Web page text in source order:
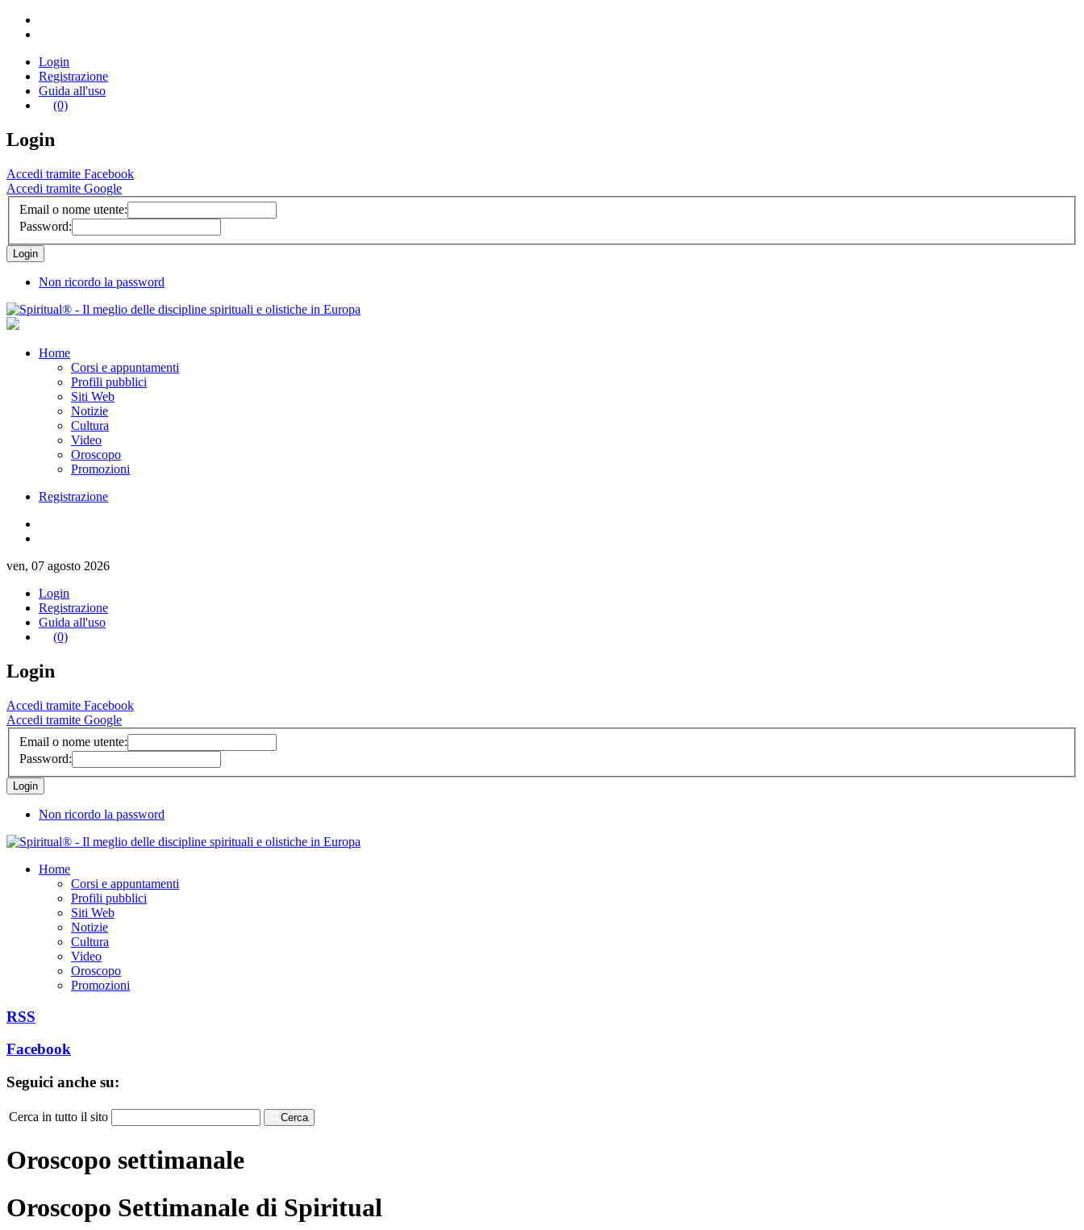
Login
Registrazione
Guida all'uso
(0)
Login
Accedi tramite Facebook
Accedi tramite Google
Email o nome utente:
Password:
Non ricordo la password
Home
Corsi e appuntamenti
Profili pubblici
Siti Web
Notizie
Cultura
Video
Oroscopo
Promozioni
Registrazione
ven, 07 agosto 2026
Login
Registrazione
Guida all'uso
(0)
Login
Accedi tramite Facebook
Accedi tramite Google
Email o nome utente:
Password:
Non ricordo la password
Home
Corsi e appuntamenti
Profili pubblici
Siti Web
Notizie
Cultura
Video
Oroscopo
Promozioni
RSS
Facebook
Seguici anche su:
Cerca in tutto il sito Cerca
Oroscopo settimanale
Oroscopo Settimanale di Spiritual